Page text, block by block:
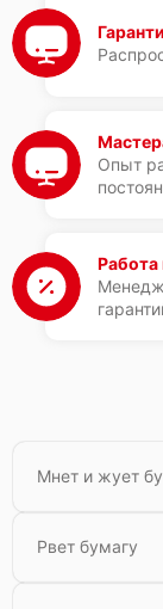
Опыт
Работа
Мнет и жует
Рвет бумагу